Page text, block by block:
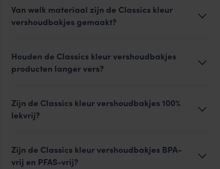
Van welk materiaal zijn de Classics kleur
vershoudbakjes gemaakt?
Houden de Classics kleur vershoudbakjes
producten langer vers?
Zijn de Classics kleur vershoudbakjes 100%
lekvrij?
Zijn de Classics kleur vershoudbakjes BPA-
vrij en PFAS-vrij?